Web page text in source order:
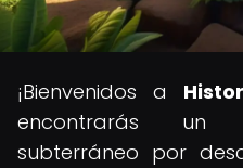
¡Bienvenidos a
encontrarás un
subterráneo por